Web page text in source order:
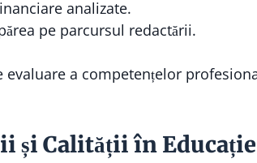
analizate.
pe parcursul redactării.
a competențelor
și Calității în Educație